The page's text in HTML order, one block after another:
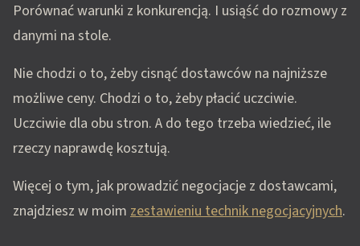
Porównać warunki z konkurencją. I usiąść do rozmowy z
danymi na stole.
Nie chodzi o to, żeby cisnąć dostawców na najniższe
możliwe ceny. Chodzi o to, żeby płacić uczciwie.
Uczciwie dla obu stron. A do tego trzeba wiedzieć, ile
rzeczy naprawdę kosztują.
Więcej o tym, jak prowadzić negocjacje z dostawcami,
znajdziesz w moim zestawieniu technik negocjacyjnych.